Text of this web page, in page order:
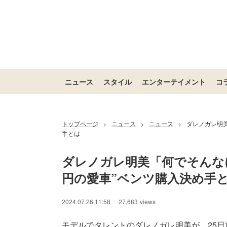
ニュース スタイル エンターテイメント コ
トップページ > ニュース > ニュース >
ダレノガレ明
手とは
ダレノガレ明美「何でそん
円の愛車”ベンツ購入決め手
2024.07.26 11:58 27,683 views